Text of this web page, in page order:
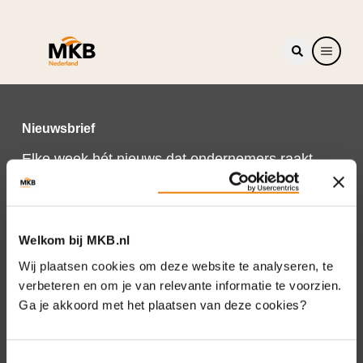
Welkom bij MKB.nl
Wij plaatsen cookies om deze website te analyseren, te
verbeteren en om je van relevante informatie te voorzien.
Ga je akkoord met het plaatsen van deze cookies?
Nieuwsbrief
Elke week hét nieuws dat ondernemers raakt.
Schrijf je nu in voor de MKB-Nederland
nieuwsbrief.
Schrijf je in
Direct naar
Over ons